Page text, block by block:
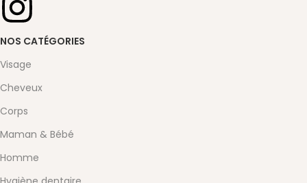
NOS CATÉGORIES
Visage
Cheveux
Corps
Maman & Bébé
Homme